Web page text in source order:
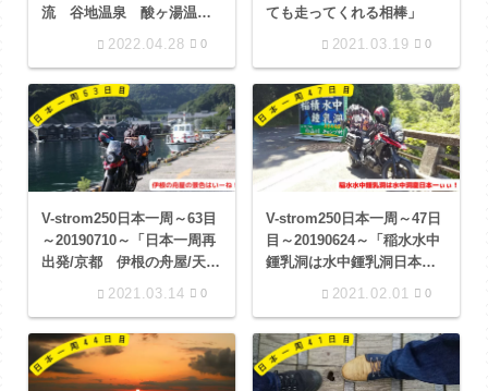
流 谷地温泉 酸ヶ湯温
2022.04.28 0
ても走ってくれる相棒」
2021.03.19
0
V-strom250日本一周～63目
～20190710～「日本一周再
出発/京都 伊根の舟屋/天橋
2021.03.14 0
V-strom250日本一周～47日
目～20190624～「稲水水中
鍾乳洞は水中鍾乳洞日本一
2021.02.01 0